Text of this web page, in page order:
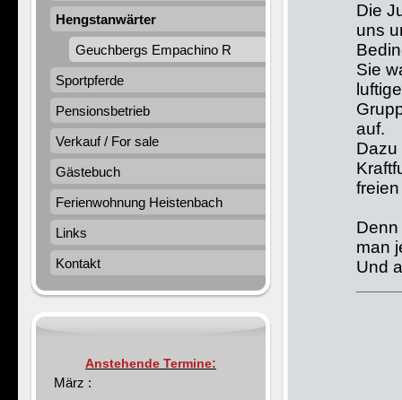
Die
uns
Sie
auf.
Dazu
man
Und
Hengstanwärter
Geuchbergs Empachino R
Sportpferde
Pensionsbetrieb
Verkauf / For sale
Gästebuch
Ferienwohnung Heistenbach
Links
Kontakt
Anstehende Termine:
März :